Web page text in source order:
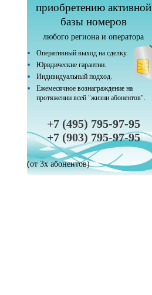
приобретению активной
базы номеров
любого региона и оператора
Оперативный выход на сделку.
Юридические гарантии.
Индивидуальный подход.
Ежемесячное вознаграждение на
протяжении всей "жизни абонентов".
+7 (495) 795-97-95
+7 (903) 795-97-95
(от 3х абонентов)